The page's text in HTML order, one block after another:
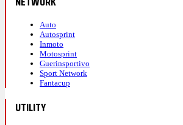
Auto
Autosprint
Inmoto
Motosprint
Guerinsportivo
Sport Network
Fantacup
UTILITY